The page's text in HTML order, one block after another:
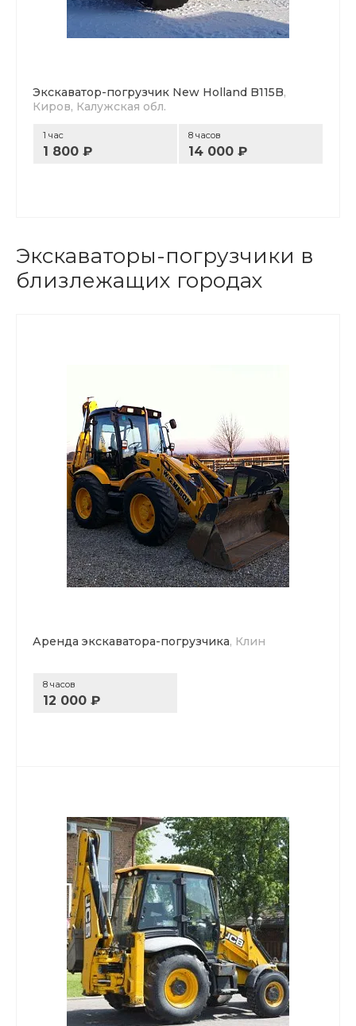
Экскаватор-погрузчик New Holland B115B,
Киров, Калужская обл.
1 час
1 800 ₽
8 часов
14 000 ₽
Экскаваторы-погрузчики в
близлежащих городах
Аренда экскаватора-погрузчика, Клин
8 часов
12 000 ₽